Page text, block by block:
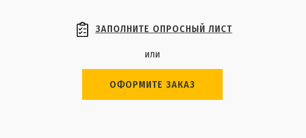
ЗАПОЛНИТЕ ОПРОСНЫЙ ЛИСТ
или
ОФОРМИТЕ ЗАКАЗ